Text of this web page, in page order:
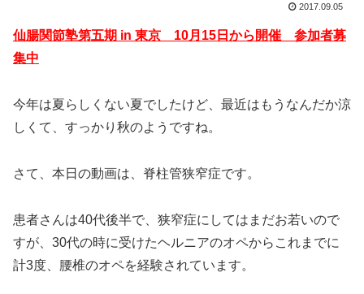
2017.09.05
仙腸関節塾第五期 in 東京 10月15日から開催 参加者募
集中
今年は夏らしくない夏でしたけど、最近はもうなんだか涼
しくて、すっかり秋のようですね。
さて、本日の動画は、脊柱管狭窄症です。
患者さんは40代後半で、狭窄症にしてはまだお若いので
すが、30代の時に受けたヘルニアのオペからこれまでに
計3度、腰椎のオペを経験されています。